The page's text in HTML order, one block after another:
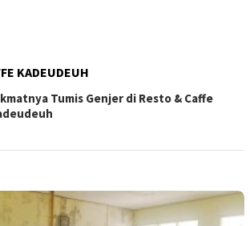
KADEUDEUH
Tumis Genjer di Resto & Caffe